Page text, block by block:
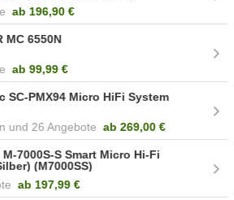
ab 196,90 €
MC 6550N
ab 99,99 €
SC-PMX94 Micro HiFi System
26 Angebote ab 269,00 €
7000S-S Smart Micro Hi-Fi
(M7000SS)
ab 197,99 €